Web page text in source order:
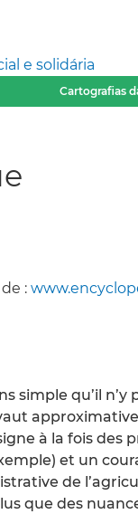
e solidária
Cartografias
:
simple qu’il n’y
à la fois des
et un
de
que des